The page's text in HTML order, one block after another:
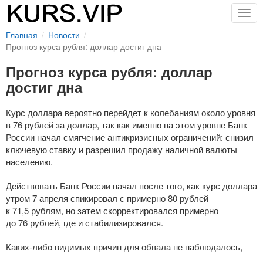
Главная
Новости
Прогноз курса рубля: доллар достиг дна
Прогноз курса рубля: доллар
достиг дна
Курс доллара вероятно перейдет к колебаниям около уровня
в 76 рублей за доллар, так как именно на этом уровне Банк
России начал смягчение антикризисных ограничений: снизил
ключевую ставку и разрешил продажу наличной валюты
населению.
Действовать Банк России начал после того, как курс доллара
утром 7 апреля спикировал с примерно 80 рублей
к 71,5 рублям, но затем скорректировался примерно
до 76 рублей, где и стабилизировался.
Каких-либо видимых причин для обвала не наблюдалось,